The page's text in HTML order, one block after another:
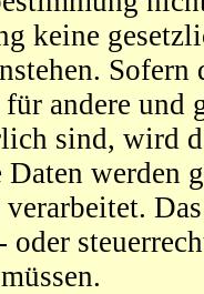
keine
andere und
sind, wird
werden
verarbeitet.
oder